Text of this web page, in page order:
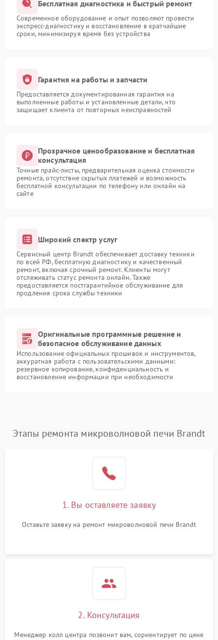
Бесплатная диагностика и быстрый ремонт
Современное оборудование и опыт позволяют провести
экспресс-диагностику и восстановление в кратчайшие
сроки, минимизируя время без устройства
Гарантия на работы и запчасти
Предоставляется документированная гарантия на
выполненные работы и установленные детали, что
защищает клиента от повторных неисправностей
Прозрачное ценообразование и бесплатная
консультация
Точные прайс-листы, предварительная оценка стоимости
ремонта, отсутствие скрытых платежей и возможность
бесплатной консультации по телефону или онлайн на
сайте
Широкий спектр услуг
Сервисный центр Brandt обеспечивает доставку техники
по всей РФ, бесплатную диагностику и качественный
ремонт, включая срочный ремонт. Клиенты могут
отслеживать статус ремонта онлайн. Также
предоставляется постгарантийное обслуживание для
продления срока службы техники
Оригинальные программные решение и
безопасное обслуживание данных
Использование официальных прошивок и инструментов,
аккуратная работа с пользовательскими данными:
резервное копирование, конфиденциальность и
восстановление информации при необходимости
Этапы ремонта микроволновой печи Brandt
1. Вы оставляете заявку
Оставьте заявку на ремонт микроволновой печи Brandt
2. Консультация
Менеджер колл центра позвонит вам, сориентирует по цене